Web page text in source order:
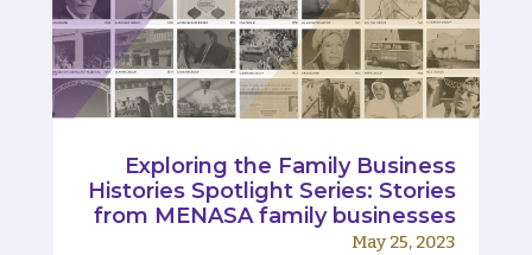
Exploring the Family Business
Histories Spotlight Series: Stories
from MENASA family businesses
May 25, 2023